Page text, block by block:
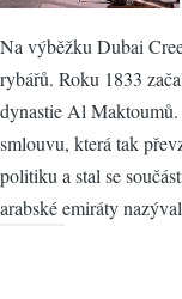
Na výběžku Dubai
rybářů. Roku 1833
dynastie Al
smlouvu, která tak
politiku a stal se
arabské emiráty